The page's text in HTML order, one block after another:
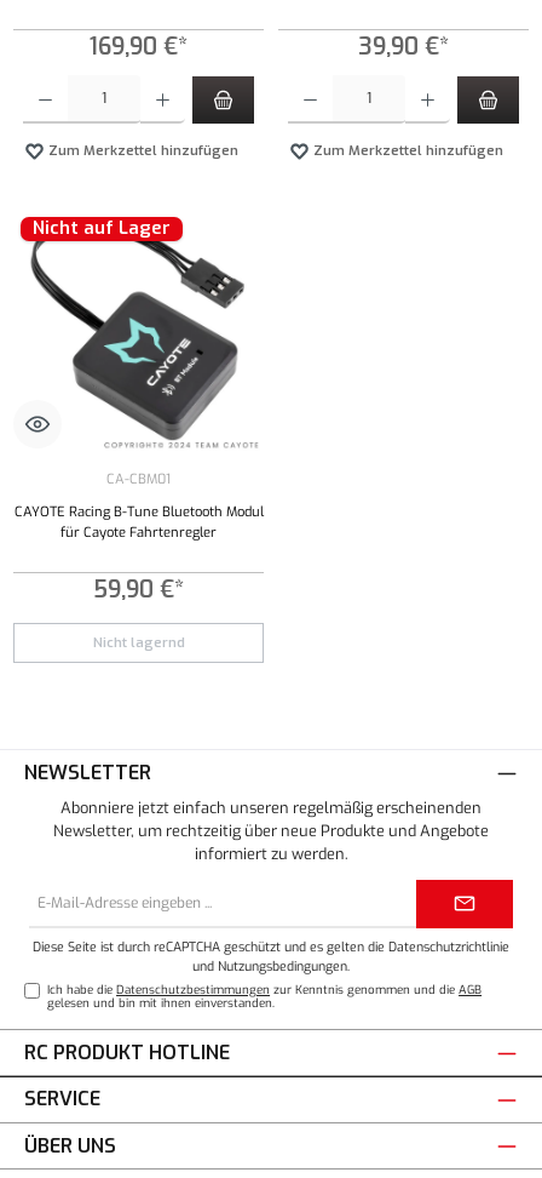
169,90 €*
Zum Merkzettel hinzufügen
39,90 €*
Zum Merkzettel hinzufügen
Nicht auf Lager
CA-CBM01
CAYOTE Racing B-Tune Bluetooth Modul
für Cayote Fahrtenregler
59,90 €*
Nicht lagernd
NEWSLETTER
Abonniere jetzt einfach unseren regelmäßig erscheinenden
Newsletter, um rechtzeitig über neue Produkte und Angebote
informiert zu werden.
Diese Seite ist durch reCAPTCHA geschützt und es gelten die Datenschutzrichtlinie
und Nutzungsbedingungen
Ich habe dieDatenschutzbestimmungen zur Kenntnis genommen und dieAGB
gelesen und bin mit ihnen einverstanden.
RC PRODUKT HOTLINE
SERVICE
ÜBER UNS